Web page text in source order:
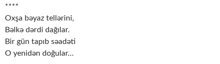
****
Oxşa bəyaz tellərini,
Bəlkə dərdi dağılar.
Bir gün tapıb səadəti
O yenidən doğular…